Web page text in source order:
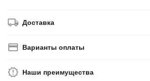
Доставка
Варианты оплаты
Наши преимущества